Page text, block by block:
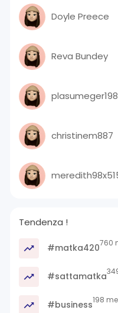
Doyle Preece
Reva Bundey
christinem887
Tendenza !
#matka420760
#sattamatka
#business198